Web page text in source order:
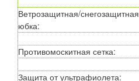
Ветрозащитная/снегозащитная
юбка:
Противомоскитная сетка:
Защита от ультрафиолета: